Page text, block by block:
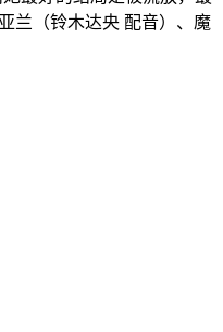
兰（铃木达央 配音）、魔